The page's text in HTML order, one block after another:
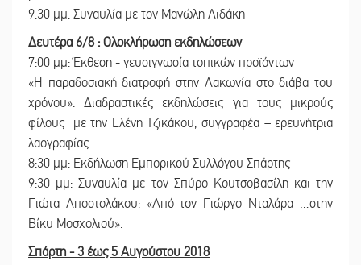
9:30 μμ: Συναυλία με τον Μανώλη Λιδάκη
Δευτέρα 6/8 : Ολοκλήρωση εκδηλώσεων
7:00 μμ: Έκθεση - γευσιγνωσία τοπικών προϊόντων
«Η παραδοσιακή διατροφή στην Λακωνία στο διάβα του
χρόνου». Διαδραστικές εκδηλώσεις για τους μικρούς
φίλους με την Ελένη Τζικάκου, συγγραφέα – ερευνήτρια
λαογραφίας.
8:30 μμ: Εκδήλωση Εμπορικού Συλλόγου Σπάρτης
9:30 μμ: Συναυλία με τον Σπύρο Κουτσοβασίλη και την
Γιώτα Αποστολάκου: «Από τον Γιώργο Νταλάρα …στην
Βίκυ Μοσχολιού».
Σπάρτη - 3 έως 5 Αυγούστου 2018